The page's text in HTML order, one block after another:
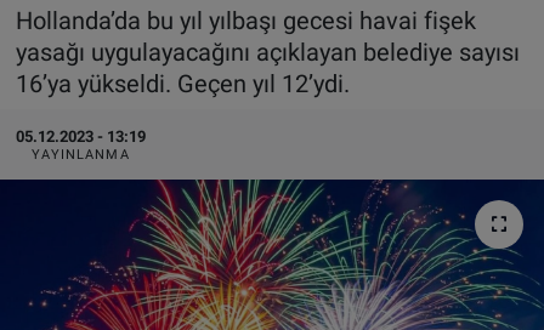
Hollanda’da bu yıl yılbaşı gecesi havai fişek
yasağı uygulayacağını açıklayan belediye sayısı
16’ya yükseldi. Geçen yıl 12’ydi.
05.12.2023 - 13:19
YAYINLANMA
AVUSTURYA
SAĞLIK - YAŞAM
BİLİM-TEKNOLOJİ
DÜNYA
BİLİM-TEKNOLOJİ
SAĞLIK
FOTO GALERİ
VIDEO GALERİ
Tüm Manşetler
Son Dakika Haberleri
Haber Arşivi